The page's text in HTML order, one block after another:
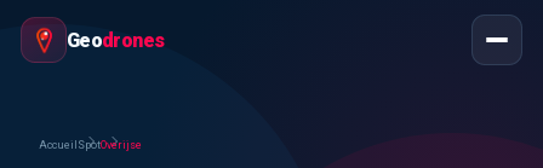
Geodrones
Accueil SpotOverijse